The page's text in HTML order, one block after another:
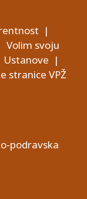
|
Volim svoju
Ustanove |
stranice VPŽ
podravska